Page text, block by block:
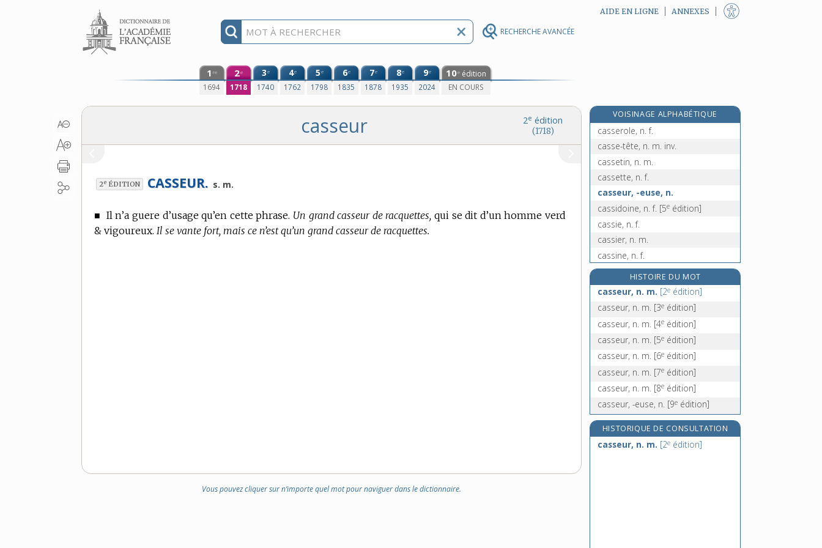
RECHERCHE AVANCÉE
Aller au contenu AIDE EN LIGNE ANNEXES
1 re
1694
2e
1718
3e
1740
4e
1762
5e
1798
6e
1835
7e
1878
8e
1935
9e
2024
10e édition
EN COURS
2e édition
(1718)
casseur
2e ÉDITION CASSEUR. s. m.
■ Il n’a guere d’usage qu’en cette phrase. Un grand casseur de racquettes, qui se dit d’un homme verd
& vigoureux. Il se vante fort, mais ce n’est qu’un grand casseur de racquettes.
Vous pouvez cliquer sur n’importe quel mot pour naviguer dans le dictionnaire.
VOISINAGE ALPHABÉTIQUE
casser, v. tr.
casserole, n. f.
casse-tête, n. m. inv.
cassetin, n. m.
cassette, n. f.
casseur, -euse, n.
cassidoine, n. f. [5e édition]
cassie, n. f.
cassier, n. m.
cassine, n. f.
Cassiopée, n. f.[7eédition]
cassis [I], n. m.
cassis [II], n. m.
cassitérite, n. f.
HISTOIRE DU MOT
casseur, n. m. [2e édition]
casseur, n. m. [3e édition]
casseur, n. m. [4e édition]
casseur, n. m. [5e édition]
casseur, n. m. [6e édition]
casseur, n. m. [7e édition]
casseur, n. m. [8e édition]
casseur, -euse, n. [9e édition]
HISTORIQUE DE CONSULTATION
casseur, n. m. [2e édition]